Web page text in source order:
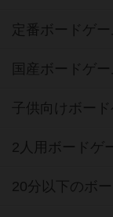
定番ボードゲ
国産ボードゲ
子供向けボー
2人用ボードゲ
20分以下のボ